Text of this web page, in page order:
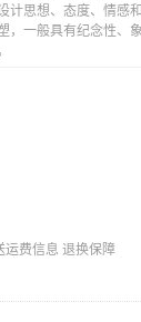
思想、态度、情感
，一般具有纪念性、
运费信息 退换保障